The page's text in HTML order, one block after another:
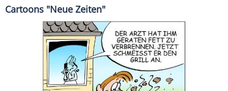
Cartoons "Neue Zeiten"